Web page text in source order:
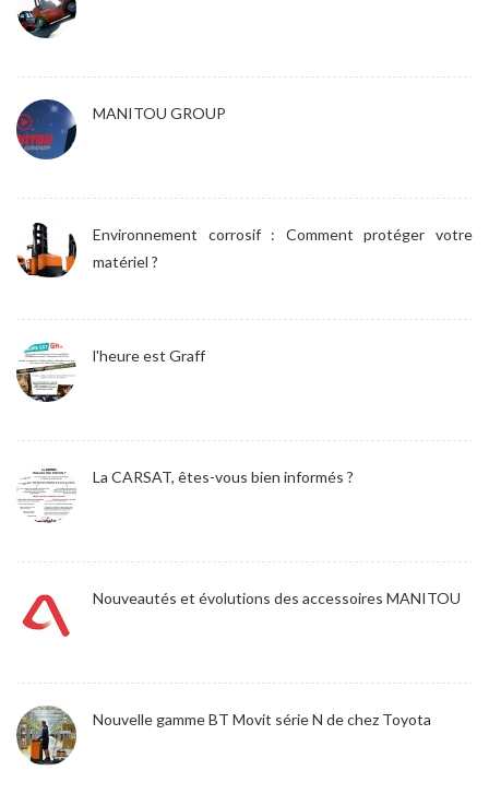
MANITOU GROUP
Environnement corrosif : Comment protéger votre
matériel ?
l'heure est Graff
La CARSAT, êtes-vous bien informés ?
Nouveautés et évolutions des accessoires MANITOU
Nouvelle gamme BT Movit série N de chez Toyota